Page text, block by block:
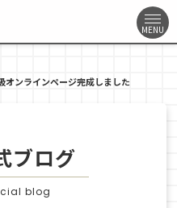
オンラインページ完成しました
ブログ
blog